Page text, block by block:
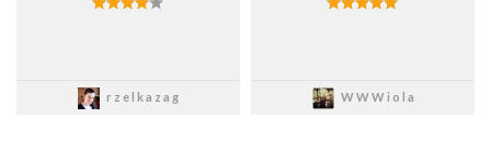
rzelkazag
Zapisz
WWWiola
Zapisz